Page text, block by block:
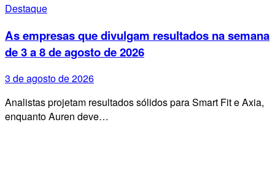
Destaque
As empresas que divulgam resultados na semana
de 3 a 8 de agosto de 2026
3 de agosto de 2026
Analistas projetam resultados sólidos para Smart Fit e Axia,
enquanto Auren deve…